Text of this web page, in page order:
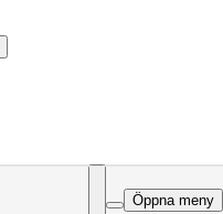
Öppna meny